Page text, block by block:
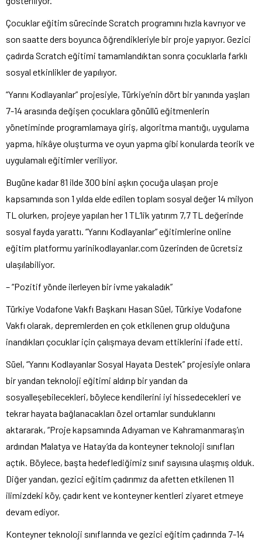
Çocuklar eğitim sürecinde Scratch programını hızla kavrıyor ve
son saatte ders boyunca öğrendikleriyle bir proje yapıyor. Gezici
çadırda Scratch eğitimi tamamlandıktan sonra çocuklarla farklı
sosyal etkinlikler de yapılıyor.
“Yarını Kodlayanlar” projesiyle, Türkiye’nin dört bir yanında yaşları
7-14 arasında değişen çocuklara gönüllü eğitmenlerin
yönetiminde programlamaya giriş, algoritma mantığı, uygulama
yapma, hikâye oluşturma ve oyun yapma gibi konularda teorik ve
uygulamalı eğitimler veriliyor.
Bugüne kadar 81 ilde 300 bini aşkın çocuğa ulaşan proje
kapsamında son 1 yılda elde edilen toplam sosyal değer 14 milyon
TL olurken, projeye yapılan her 1 TL’lik yatırım 7,7 TL değerinde
sosyal fayda yarattı. “Yarını Kodlayanlar” eğitimlerine online
eğitim platformu yarinikodlayanlar.com üzerinden de ücretsiz
ulaşılabiliyor.
– “Pozitif yönde ilerleyen bir ivme yakaladık”
Türkiye Vodafone Vakfı Başkanı Hasan Süel, Türkiye Vodafone
Vakfı olarak, depremlerden en çok etkilenen grup olduğuna
inandıkları çocuklar için çalışmaya devam ettiklerini ifade etti.
Süel, “Yarını Kodlayanlar Sosyal Hayata Destek” projesiyle onlara
bir yandan teknoloji eğitimi aldırıp bir yandan da
sosyalleşebilecekleri, böylece kendilerini iyi hissedecekleri ve
tekrar hayata bağlanacakları özel ortamlar sunduklarını
aktararak, “Proje kapsamında Adıyaman ve Kahramanmaraş’ın
ardından Malatya ve Hatay’da da konteyner teknoloji sınıfları
açtık. Böylece, başta hedeflediğimiz sınıf sayısına ulaşmış olduk.
Diğer yandan, gezici eğitim çadırımız da afetten etkilenen 11
ilimizdeki köy, çadır kent ve konteyner kentleri ziyaret etmeye
devam ediyor.
Konteyner teknoloji sınıflarında ve gezici eğitim çadırında 7-14